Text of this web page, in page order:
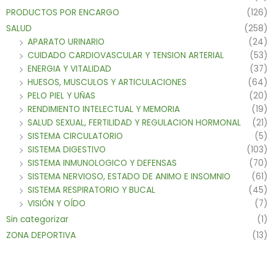
PRODUCTOS POR ENCARGO
(126)
SALUD
(258)
APARATO URINARIO
(24)
CUIDADO CARDIOVASCULAR Y TENSION ARTERIAL
(53)
ENERGIA Y VITALIDAD
(37)
HUESOS, MUSCULOS Y ARTICULACIONES
(64)
PELO PIEL Y UÑAS
(20)
RENDIMIENTO INTELECTUAL Y MEMORIA
(19)
SALUD SEXUAL, FERTILIDAD Y REGULACION HORMONAL
(21)
SISTEMA CIRCULATORIO
(5)
SISTEMA DIGESTIVO
(103)
SISTEMA INMUNOLOGICO Y DEFENSAS
(70)
SISTEMA NERVIOSO, ESTADO DE ANIMO E INSOMNIO
(61)
SISTEMA RESPIRATORIO Y BUCAL
(45)
VISIÓN Y OÍDO
(7)
Sin categorizar
(1)
ZONA DEPORTIVA
(13)